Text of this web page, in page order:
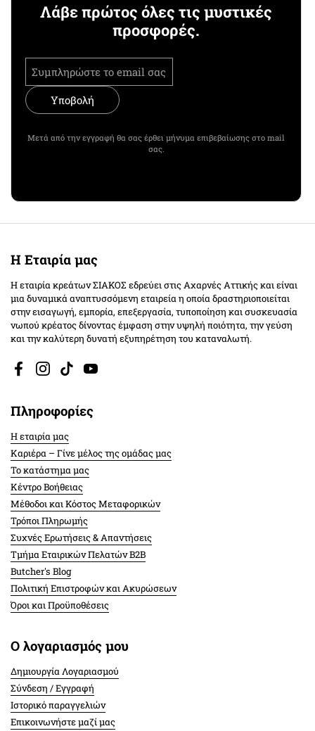
Λάβε πρώτος όλες τις μυστικές
προσφορές.
Υποβολή
Μετά από την εγγραφή θα σας έρθει μήνυμα επιβεβαίωσης στο mail
σας.
Η Εταιρία μας
Η εταιρία κρεάτων ΣΙΑΚΟΣ εδρεύει στις Αχαρνές Αττικής και είναι
μια δυναμικά αναπτυσσόμενη εταιρεία η οποία δραστηριοποιείται
στην εισαγωγή, εμπορία, επεξεργασία, τυποποίηση και συσκευασία
νωπού κρέατος δίνοντας έμφαση στην υψηλή ποιότητα, την γεύση
και την καλύτερη δυνατή εξυπηρέτηση του καταναλωτή.
FacebookInstagram
TikTokYouTube
Πληροφορίες
Η εταιρία μας
Καριέρα – Γίνε μέλος της ομάδας μας
Το κατάστημα μας
Κέντρο Βοήθειας
Μέθοδοι και Κόστος Μεταφορικών
Τρόποι Πληρωμής
Συχνές Ερωτήσεις & Απαντήσεις
Τμήμα Εταιρικών Πελατών Β2Β
Butcher's Blog
Πολιτική Επιστροφών και Ακυρώσεων
Όροι και Προϋποθέσεις
Ο λογαριασμός μου
Δημιουργία Λογαριασμού
Σύνδεση / Εγγραφή
Ιστορικό παραγγελιών
Επικοινωνήστε μαζί μας